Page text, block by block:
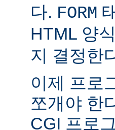
다. FORM
HTML 양
지 결정한
이제 프로
쪼개야 한
CGI 프로